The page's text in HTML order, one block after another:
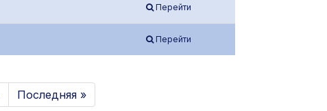
Перейти
Перейти
Последняя »